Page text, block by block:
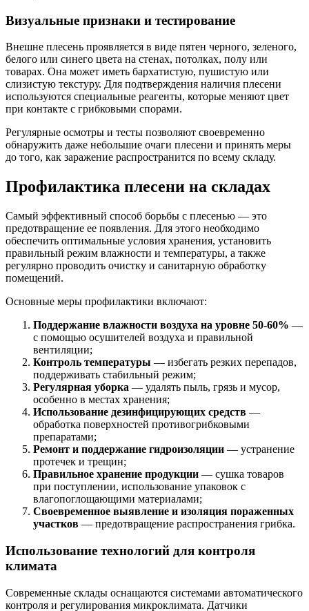
Визуальные признаки и тестирование
Внешне плесень проявляется в виде пятен черного, зеленого,
белого или синего цвета на стенах, потолках, полу или
товарах. Она может иметь бархатистую, пушистую или
слизистую текстуру. Для подтверждения наличия плесени
используются специальные реагенты, которые меняют цвет
при контакте с грибковыми спорами.
Регулярные осмотры и тесты позволяют своевременно
обнаружить даже небольшие очаги плесени и принять меры
до того, как заражение распространится по всему складу.
Профилактика плесени на складах
Самый эффективный способ борьбы с плесенью — это
предотвращение ее появления. Для этого необходимо
обеспечить оптимальные условия хранения, установить
правильный режим влажности и температуры, а также
регулярно проводить очистку и санитарную обработку
помещений.
Основные меры профилактики включают:
Поддержание влажности воздуха на уровне 50-60% —
с помощью осушителей воздуха и правильной
вентиляции;
Контроль температуры — избегать резких перепадов,
поддерживать стабильный режим;
Регулярная уборка — удалять пыль, грязь и мусор,
особенно в местах хранения;
Использование дезинфицирующих средств —
обработка поверхностей противогрибковыми
препаратами;
Ремонт и поддержание гидроизоляции — устранение
протечек и трещин;
Правильное хранение продукции — сушка товаров
при поступлении, использование упаковок с
влагопоглощающими материалами;
Своевременное выявление и изоляция пораженных
участков — предотвращение распространения грибка.
Использование технологий для контроля
климата
Современные склады оснащаются системами автоматического
контроля и регулирования микроклимата. Датчики